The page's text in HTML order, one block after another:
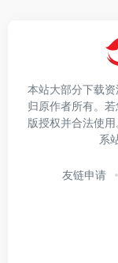
本站大部分下载
归原作者所有。
版授权并合法使
系
友链申请